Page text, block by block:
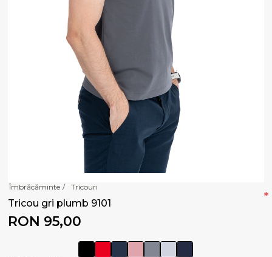
Îmbrăcăminte / Tricouri
Tricou gri plumb 9101
RON 95,00
*